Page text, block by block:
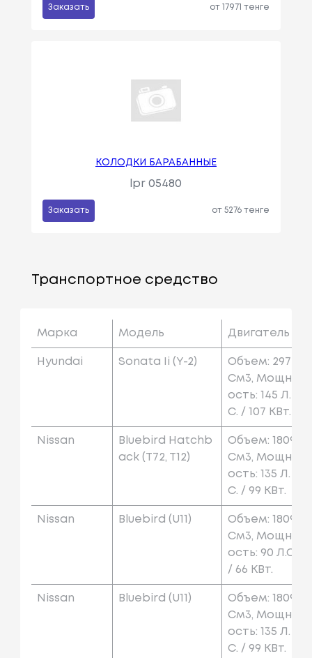
Заказать от 17971 тенге
КОЛОДКИ БАРАБАННЫЕ
lpr 05480
Заказать от 5276 тенге
Транспортное средство
Марка Модель Двигатель
Hyundai Sonata Ii (y-2)
Объем: 2972
См3, Мощн
Ость: 145 Л.
С. / 107 КВт.
Nissan
Bluebird Hatchb
Ack (t72, T12)
Объем: 1809
См3, Мощн
Ость: 135 Л.
С. / 99 КВт.
Nissan Bluebird (u11)
Объем: 1809
См3, Мощн
Ость: 90 Л.с.
/ 66 КВт.
Nissan Bluebird (u11)
Объем: 1809
См3, Мощн
Ость: 135 Л.
С. / 99 КВт.